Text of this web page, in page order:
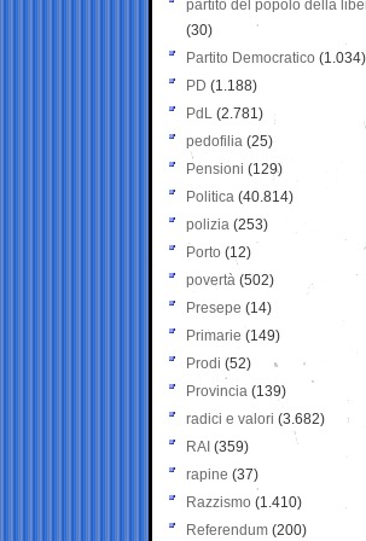
partito del popolo della
(30)
Partito Democratico (1.034)
PD (1.188)
PdL (2.781)
pedofilia (25)
Pensioni (129)
Politica (40.814)
polizia (253)
Porto (12)
povertà (502)
Presepe (14)
Primarie (149)
Prodi (52)
Provincia (139)
radici e valori (3.682)
RAI (359)
rapine (37)
Razzismo (1.410)
Referendum (200)